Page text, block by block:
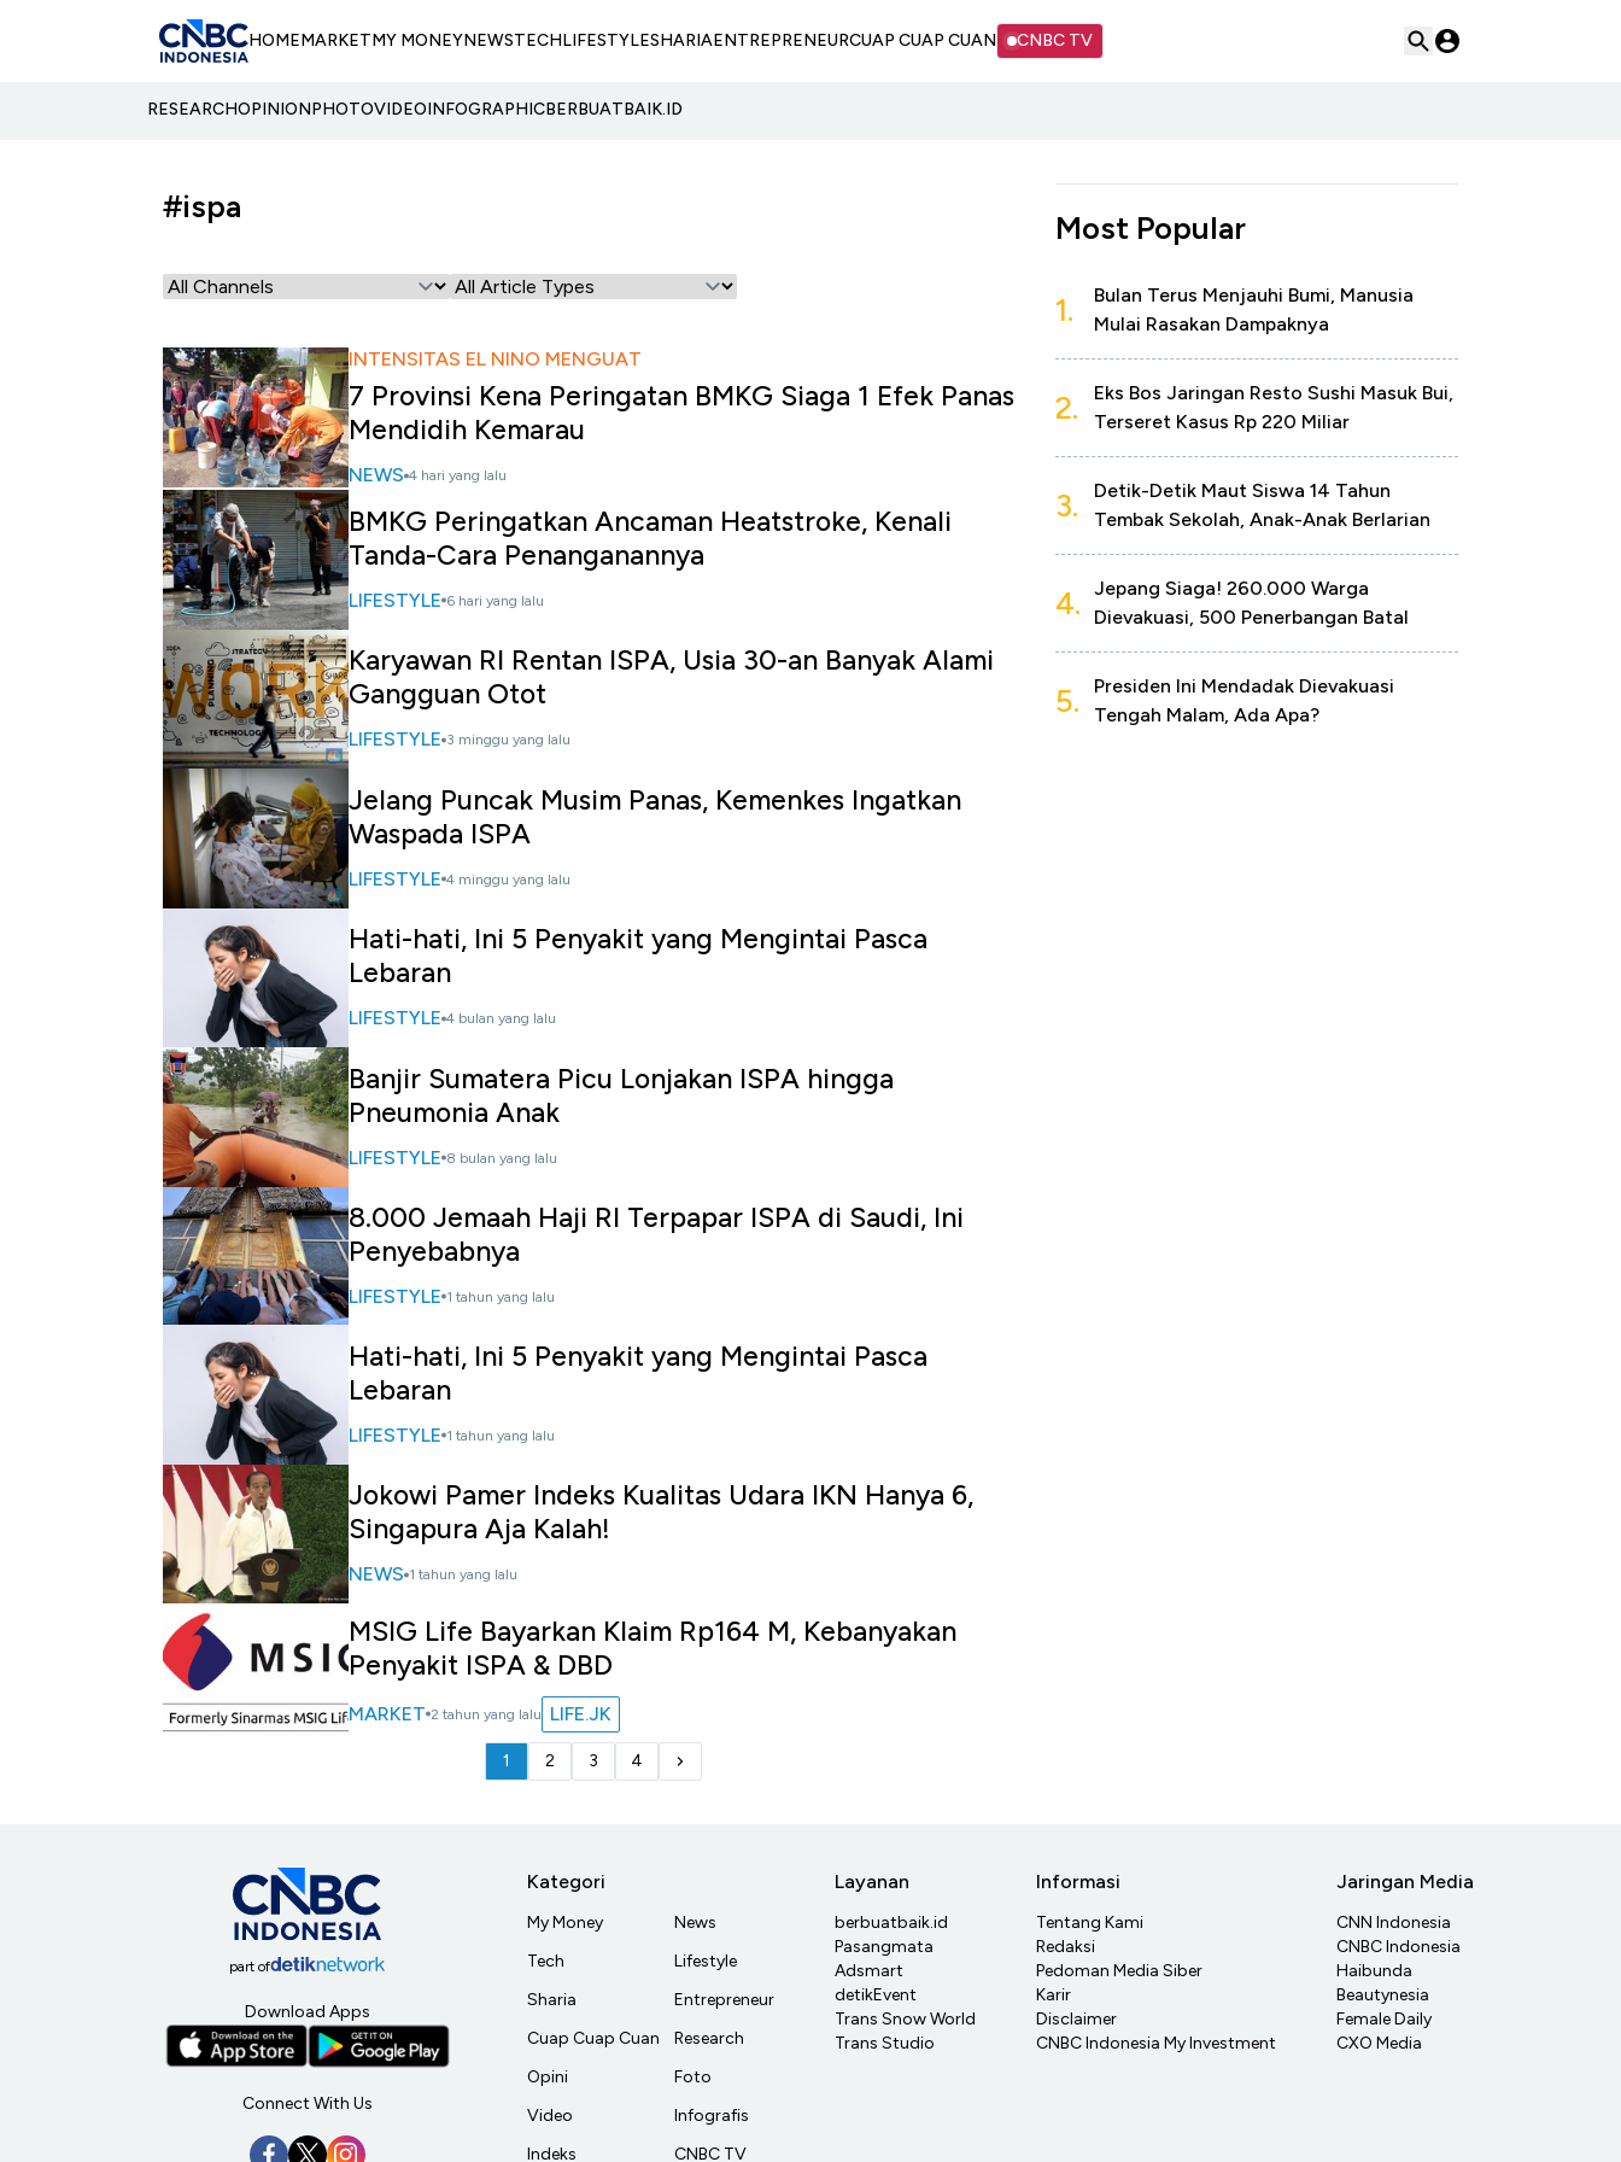
HOMEMARKETMY MONEYNEWSTECHLIFESTYLESHARIAENTREPRENEURCUAP CUAP CUAN CNBC TV
RESEARCHOPINIONPHOTOVIDEOINFOGRAPHICBERBUATBAIK.ID
#ispa
INTENSITAS EL NINO MENGUAT
7 Provinsi Kena Peringatan BMKG Siaga 1 Efek Panas
Mendidih Kemarau
NEWS 4 hari yang lalu
BMKG Peringatkan Ancaman Heatstroke, Kenali
Tanda-Cara Penanganannya
LIFESTYLE 6 hari yang lalu
Karyawan RI Rentan ISPA, Usia 30-an Banyak Alami
Gangguan Otot
LIFESTYLE 3 minggu yang lalu
Jelang Puncak Musim Panas, Kemenkes Ingatkan
Waspada ISPA
LIFESTYLE 4 minggu yang lalu
Hati-hati, Ini 5 Penyakit yang Mengintai Pasca
Lebaran
LIFESTYLE 4 bulan yang lalu
Banjir Sumatera Picu Lonjakan ISPA hingga
Pneumonia Anak
LIFESTYLE 8 bulan yang lalu
8.000 Jemaah Haji RI Terpapar ISPA di Saudi, Ini
Penyebabnya
LIFESTYLE 1 tahun yang lalu
Hati-hati, Ini 5 Penyakit yang Mengintai Pasca
Lebaran
LIFESTYLE 1 tahun yang lalu
Jokowi Pamer Indeks Kualitas Udara IKN Hanya 6,
Singapura Aja Kalah!
NEWS 1 tahun yang lalu
MSIG Life Bayarkan Klaim Rp164 M, Kebanyakan
Penyakit ISPA & DBD
MARKET 2 tahun yang lalu LIFE.JK
1 2 3 4
Most Popular
1.
Bulan Terus Menjauhi Bumi, Manusia
Mulai Rasakan Dampaknya
2.
Eks Bos Jaringan Resto Sushi Masuk Bui,
Terseret Kasus Rp 220 Miliar
3.
Detik-Detik Maut Siswa 14 Tahun
Tembak Sekolah, Anak-Anak Berlarian
4.
Jepang Siaga! 260.000 Warga
Dievakuasi, 500 Penerbangan Batal
5.
Presiden Ini Mendadak Dievakuasi
Tengah Malam, Ada Apa?
part of
Download Apps
Connect With Us
Kategori
My Money
Tech
Sharia
Cuap Cuap Cuan
Opini
Video
Indeks
News
Lifestyle
Entrepreneur
Research
Foto
Infografis
CNBC TV
Layanan
berbuatbaik.id
Pasangmata
Adsmart
detikEvent
Trans Snow World
Trans Studio
Informasi
Tentang Kami
Redaksi
Pedoman Media Siber
Karir
Disclaimer
CNBC Indonesia My Investment
Jaringan Media
CNN Indonesia
CNBC Indonesia
Haibunda
Beautynesia
Female Daily
CXO Media